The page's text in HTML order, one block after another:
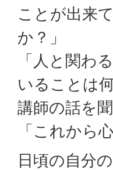
ことが出来
か？」
「人と関わ
いることは何
講師の話を
「これから
日頃の自分